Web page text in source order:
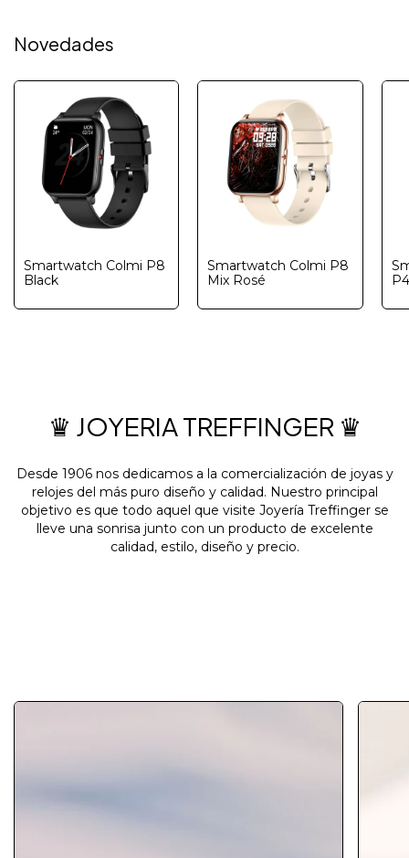
Novedades
Smartwatch Colmi P8
Black
Smartwatch Colmi P8
Mix Rosé
♛ JOYERIA TREFFINGER ♛
Desde 1906 nos dedicamos a la comercialización de joyas y
relojes del más puro diseño y calidad. Nuestro principal
objetivo es que todo aquel que visite Joyería Treffinger se
lleve una sonrisa junto con un producto de excelente
calidad, estilo, diseño y precio.